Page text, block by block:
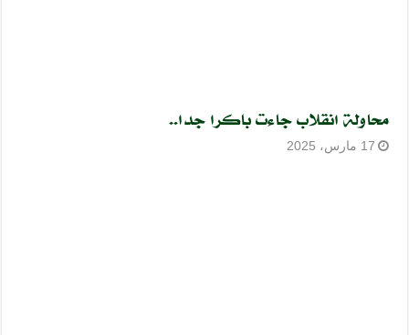
محاولة انقلاب جاءت باكرا جدا..
17 مارس، 2025